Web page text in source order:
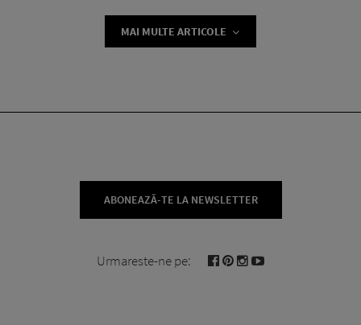
MAI MULTE ARTICOLE
ABONEAZĂ-TE LA NEWSLETTER
Urmareste-ne pe: